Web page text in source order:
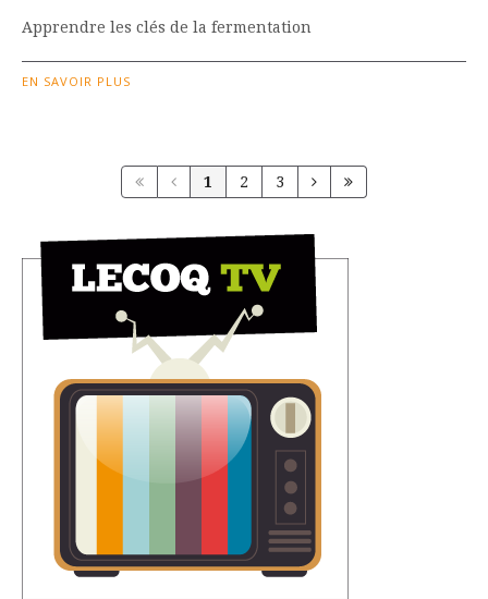
Apprendre les clés de la fermentation
EN SAVOIR PLUS
1 2 3